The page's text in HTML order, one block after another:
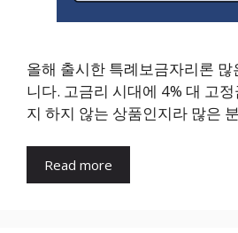
올해 출시한 특례보금자리론
니다. 고금리 시대에 4% 대 고
지 하지 않는 상품인지라 많은
Read more